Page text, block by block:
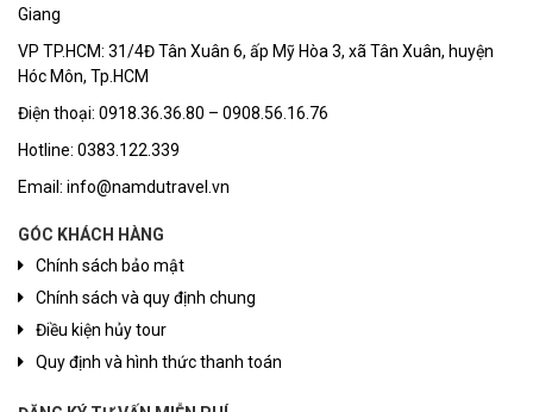
Giang
VP TP.HCM: 31/4Đ Tân Xuân 6, ấp Mỹ Hòa 3, xã Tân Xuân, huyện
Hóc Môn, Tp.HCM
Điện thoại: 0918.36.36.80 – 0908.56.16.76
Hotline: 0383.122.339
Email: info@namdutravel.vn
GÓC KHÁCH HÀNG
Chính sách bảo mật
Chính sách và quy định chung
Điều kiện hủy tour
Quy định và hình thức thanh toán